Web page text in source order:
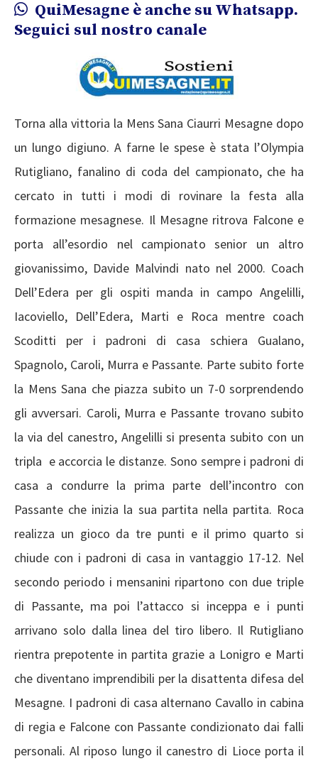
QuiMesagne è anche su Whatsapp.
Seguici sul nostro canale
Torna alla vittoria la Mens Sana Ciaurri Mesagne dopo
un lungo digiuno. A farne le spese è stata l’Olympia
Rutigliano, fanalino di coda del campionato, che ha
cercato in tutti i modi di rovinare la festa alla
formazione mesagnese. Il Mesagne ritrova Falcone e
porta all’esordio nel campionato senior un altro
giovanissimo, Davide Malvindi nato nel 2000. Coach
Dell’Edera per gli ospiti manda in campo Angelilli,
Iacoviello, Dell’Edera, Marti e Roca mentre coach
Scoditti per i padroni di casa schiera Gualano,
Spagnolo, Caroli, Murra e Passante. Parte subito forte
la Mens Sana che piazza subito un 7-0 sorprendendo
gli avversari. Caroli, Murra e Passante trovano subito
la via del canestro, Angelilli si presenta subito con un
tripla e accorcia le distanze. Sono sempre i padroni di
casa a condurre la prima parte dell’incontro con
Passante che inizia la sua partita nella partita. Roca
realizza un gioco da tre punti e il primo quarto si
chiude con i padroni di casa in vantaggio 17-12. Nel
secondo periodo i mensanini ripartono con due triple
di Passante, ma poi l’attacco si inceppa e i punti
arrivano solo dalla linea del tiro libero. Il Rutigliano
rientra prepotente in partita grazie a Lonigro e Marti
che diventano imprendibili per la disattenta difesa del
Mesagne. I padroni di casa alternano Cavallo in cabina
di regia e Falcone con Passante condizionato dai falli
personali. Al riposo lungo il canestro di Lioce porta il